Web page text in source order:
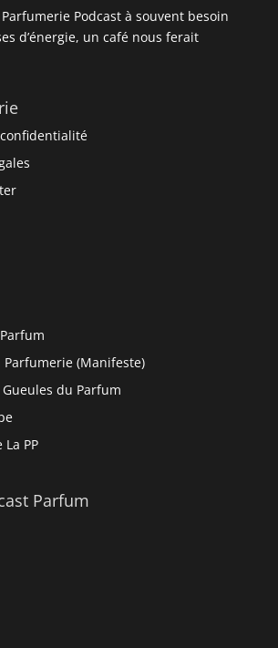
Parfumerie Podcast à souvent besoin
d’énergie, un café nous ferait
Parfumerie (Manifeste)
Gueules du Parfum
PP
Parfum